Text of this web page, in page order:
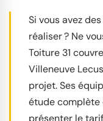
Si vous avez
réaliser ? Ne
Toiture 31
Villeneuve
projet. Ses
étude complète